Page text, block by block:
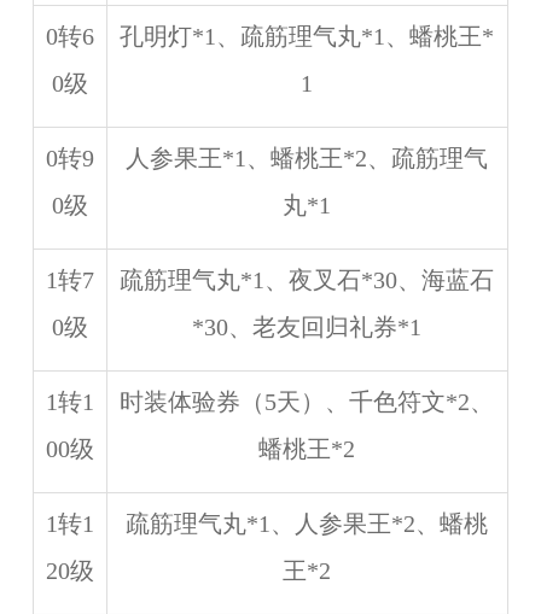
0转6
0级
孔明灯*1、疏筋理气丸*1、蟠桃王*
1
0转9
0级
人参果王*1、蟠桃王*2、疏筋理气
丸*1
1转7
0级
疏筋理气丸*1、夜叉石*30、海蓝石
*30、老友回归礼券*1
1转1
00级
时装体验券（5天）、千色符文*2、
蟠桃王*2
1转1
20级
疏筋理气丸*1、人参果王*2、蟠桃
王*2